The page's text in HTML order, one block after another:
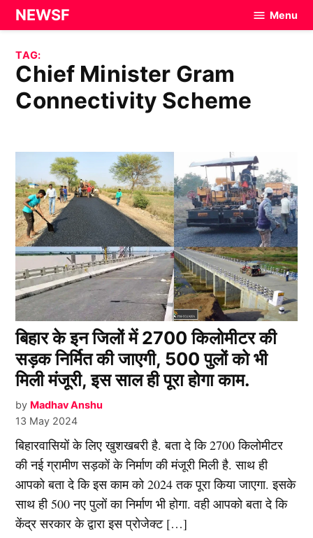
Skip
to
content
NEWSF Menu
TAG:
Chief Minister Gram
Connectivity Scheme
बिहार के इन जिलों में 2700 किलोमीटर की
सड़क निर्मित की जाएगी, 500 पुलों को भी
मिली मंजूरी, इस साल ही पूरा होगा काम.
by Madhav Anshu
13 May 2024
बिहारवासियों के लिए खुशखबरी है. बता दे कि 2700 किलोमीटर
की नई ग्रामीण सड़कों के निर्माण की मंजूरी मिली है. साथ ही
आपको बता दे कि इस काम को 2024 तक पूरा किया जाएगा. इसके
साथ ही 500 नए पुलों का निर्माण भी होगा. वही आपको बता दे कि
केंद्र सरकार के द्वारा इस प्रोजेक्ट […]